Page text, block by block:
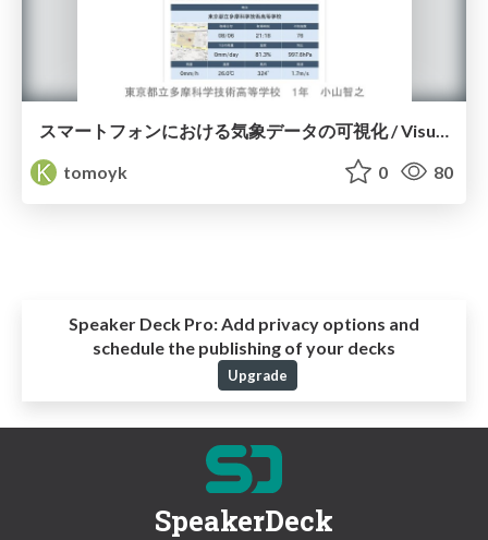
tomoyk
0 80
Speaker Deck Pro:Add privacy options and
schedule the publishing of your decks
Upgrade
SpeakerDeck